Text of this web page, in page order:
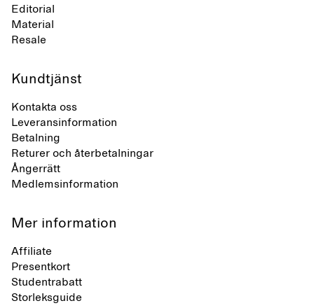
Editorial
Material
Resale
Kundtjänst
Kontakta oss
Leveransinformation
Betalning
Returer och återbetalningar
Ångerrätt
Medlemsinformation
Mer information
Affiliate
Presentkort
Studentrabatt
Storleksguide